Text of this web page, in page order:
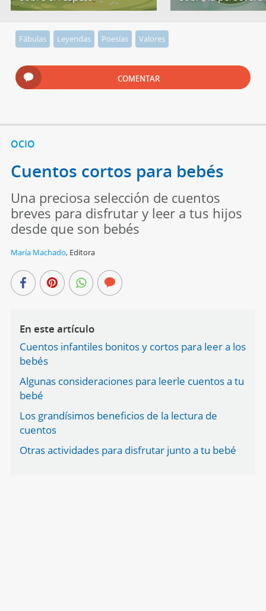
Fábulas Leyendas Poesías Valores
COMENTAR
OCIO
Cuentos cortos para bebés
Una preciosa selección de cuentos
breves para disfrutar y leer a tus hijos
desde que son bebés
María Machado, Editora
En este artículo
Cuentos infantiles bonitos y cortos para leer a los
bebés
Algunas consideraciones para leerle cuentos a tu
bebé
Los grandísimos beneficios de la lectura de
cuentos
Otras actividades para disfrutar junto a tu bebé